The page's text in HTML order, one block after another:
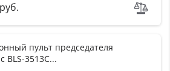
пульт председателя
BLS-3513C...